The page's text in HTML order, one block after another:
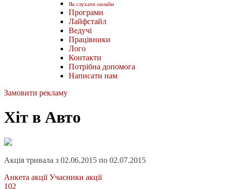
Як слухати онлайн
Програми
Лайфстайл
Ведучі
Працівники
Лого
Контакти
Потрібна допомога
Написати нам
Замовити рекламу
Хіт в Авто
Акція тривала з 02.06.2015 по 02.07.2015
Анкета акції Учасники акції
102